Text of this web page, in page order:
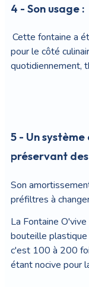
4 - Son usage :
Cette fontaine a
pour le côté
quotidiennement,
5 - Un
préservant
Son
préfiltres à
La Fontaine
bouteille
c'est 100 à 200
étant nocive pour